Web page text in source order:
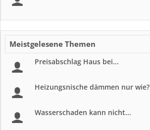
Meistgelesene Themen
Preisabschlag Haus bei...
Heizungsnische dämmen nur wie?
Wasserschaden kann nicht...